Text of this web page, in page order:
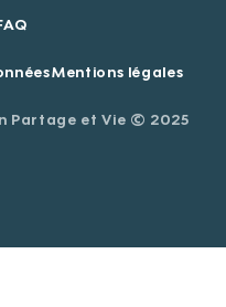
Mentions légales
Partage et Vie © 2025